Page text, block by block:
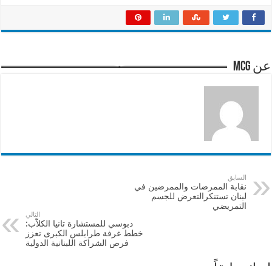
عن mcg
السابق
نقابة الممرضات والممرضين في
لبنان تستنكرالتعرض للجسم
التمريضي
التالي
دبوسي للمستشارة تانيا الكلاّب:
خطط غرفة طرابلس الكبرى تعزز
فرص الشراكة اللبنانية الدولية